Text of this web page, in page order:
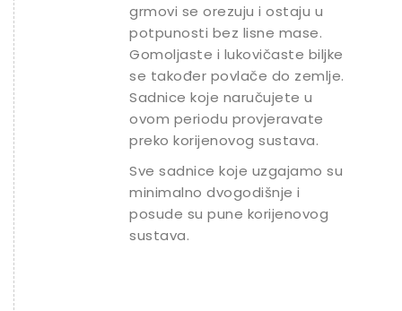
grmovi se orezuju i ostaju u
potpunosti bez lisne mase.
Gomoljaste i lukovičaste biljke
se također povlače do zemlje.
Sadnice koje naručujete u
ovom periodu provjeravate
preko korijenovog sustava.
Sve sadnice koje uzgajamo su
minimalno dvogodišnje i
posude su pune korijenovog
sustava.